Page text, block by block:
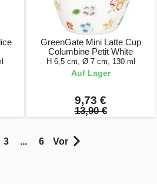
GreenGate Mini Latte Cup
Columbine Petit White
H 6,5 cm, Ø 7 cm, 130 ml
Auf Lager
9,73 €
13,90 €
3 ... 6 Vor